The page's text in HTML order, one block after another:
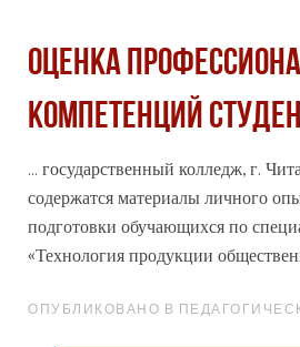
ОЦЕНКА
КОМПЕТЕНЦИЙ
... государственный колледж, г.
содержатся материалы личного
подготовки обучающихся по
«Технология продукции
ОПУБЛИКОВАНО В